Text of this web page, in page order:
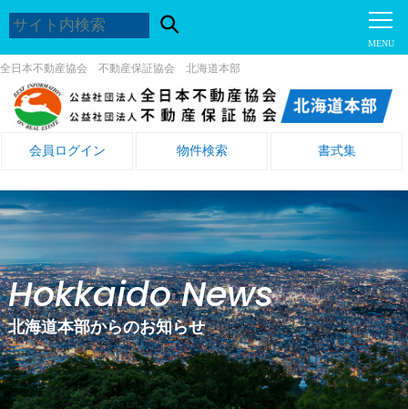
全日本不動産協会 不動産保証協会 北海道本部
会員ログイン 物件検索 書式集
Hokkaido News
北海道本部からのお知らせ